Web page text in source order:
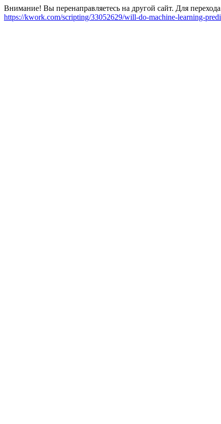
Внимание! Вы перенаправляетесь на другой сайт. Для
https://kwork.com/scripting/33052629/will-do-machine-learning-